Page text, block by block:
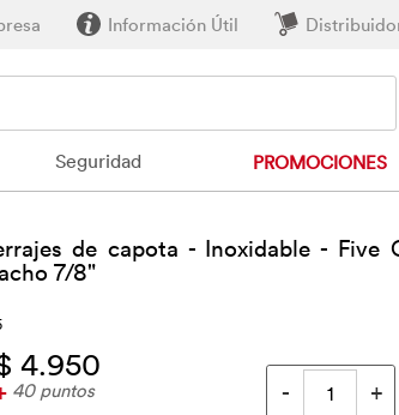
Información Útil
Seguridad PROMOCIONES
de capota - Inoxidable - Five
7/8"
4.950
40 puntos